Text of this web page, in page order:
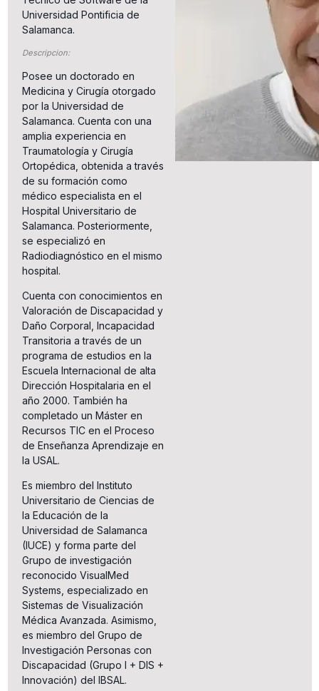
Universidad Pontificia de
Salamanca.
Descripcion:
Posee un doctorado en
Medicina y Cirugía otorgado
por la Universidad de
Salamanca. Cuenta con una
amplia experiencia en
Traumatología y Cirugía
Ortopédica, obtenida a través
de su formación como
médico especialista en el
Hospital Universitario de
Salamanca. Posteriormente,
se especializó en
Radiodiagnóstico en el mismo
hospital.
Cuenta con conocimientos en
Valoración de Discapacidad y
Daño Corporal, Incapacidad
Transitoria a través de un
programa de estudios en la
Escuela Internacional de alta
Dirección Hospitalaria en el
año 2000. También ha
completado un Máster en
Recursos TIC en el Proceso
de Enseñanza Aprendizaje en
la USAL.
Es miembro del Instituto
Universitario de Ciencias de
la Educación de la
Universidad de Salamanca
(IUCE) y forma parte del
Grupo de investigación
reconocido VisualMed
Systems, especializado en
Sistemas de Visualización
Médica Avanzada. Asimismo,
es miembro del Grupo de
Investigación Personas con
Discapacidad (Grupo I + DIS +
Innovación) del IBSAL.